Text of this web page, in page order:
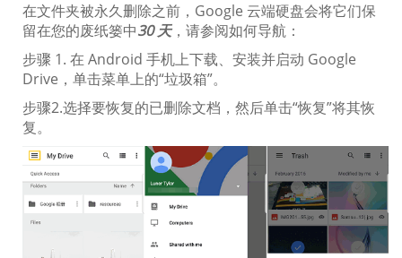
在文件夹被永久删除之前，Google 云端硬盘会将它们保
留在您的废纸篓中30 天，请参阅如何导航：
步骤 1. 在 Android 手机上下载、安装并启动 Google
Drive，单击菜单上的“垃圾箱”。
步骤2.选择要恢复的已删除文档，然后单击“恢复”将其恢
复。